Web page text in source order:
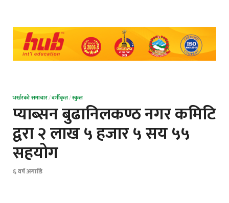
भर्खरको समाचार/वर्गीकृत/स्कुल
प्याब्सन बुढानिलकण्ठ नगर कमिटि
द्वरा २ लाख ५ हजार ५ सय ५५
सहयोग
६ वर्ष अगाडि